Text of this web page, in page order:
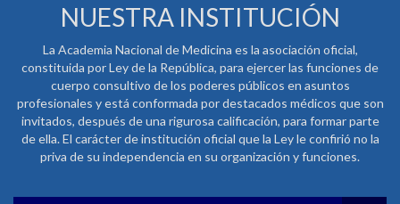
NUESTRA INSTITUCIÓN
La Academia Nacional de Medicina es la asociación oficial,
constituida por Ley de la República, para ejercer las funciones de
cuerpo consultivo de los poderes públicos en asuntos
profesionales y está conformada por destacados médicos que son
invitados, después de una rigurosa calificación, para formar parte
de ella. El carácter de institución oficial que la Ley le confirió no la
priva de su independencia en su organización y funciones.